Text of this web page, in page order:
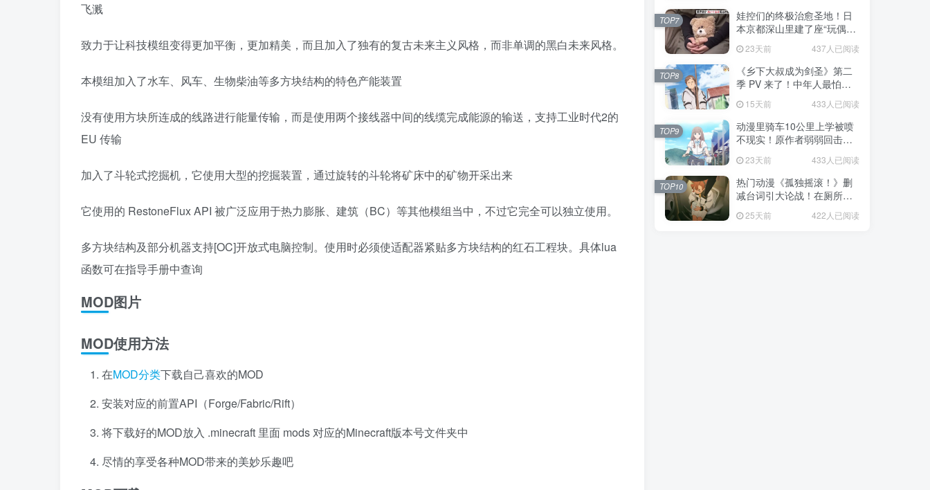
飞溅
致力于让科技模组变得更加平衡，更加精美，而且加入了独有的复古未来主义风格，而非单调的黑白未来风格。
本模组加入了水车、风车、生物柴油等多方块结构的特色产能装置
没有使用方块所连成的线路进行能量传输，而是使用两个接线器中间的线缆完成能源的输送，支持工业时代2的
EU 传输
加入了斗轮式挖掘机，它使用大型的挖掘装置，通过旋转的斗轮将矿床中的矿物开采出来
它使用的 RestoneFlux API 被广泛应用于热力膨胀、建筑（BC）等其他模组当中，不过它完全可以独立使用。
多方块结构及部分机器支持[OC]开放式电脑控制。使用时必须使适配器紧贴多方块结构的红石工程块。具体lua
函数可在指导手册中查询
MOD图片
MOD使用方法
在MOD分类下载自己喜欢的MOD
安装对应的前置API（Forge/Fabric/Rift）
将下载好的MOD放入 .minecraft 里面 mods 对应的Minecraft版本号文件夹中
尽情的享受各种MOD带来的美妙乐趣吧
娃控们的终极治愈圣地！日
本京都深山里建了座“玩偶神
社”，不仅能拍照还能给娃祈
福！23天前 437人已阅读
TOP7
《乡下大叔成为剑圣》第二
季 PV 来了！中年人最怕的
不是变老，而是没人愿意再
相信你！
15天前 433人已阅读
TOP8
动漫里骑车10公里上学被喷
不现实！原作者弱弱回击：
常通勤！
23天前 433人已阅读
TOP9
热门动漫《孤独摇滚！》删
减台词引大论战！在厕所吃
现充！
25天前 422人已阅读
TOP10